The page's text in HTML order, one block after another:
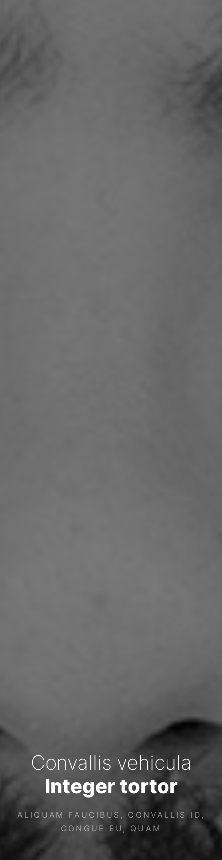
Convallis vehicula
Integer tortor
ALIQUAM FAUCIBUS, CONVALLIS ID,
CONGUE EU, QUAM